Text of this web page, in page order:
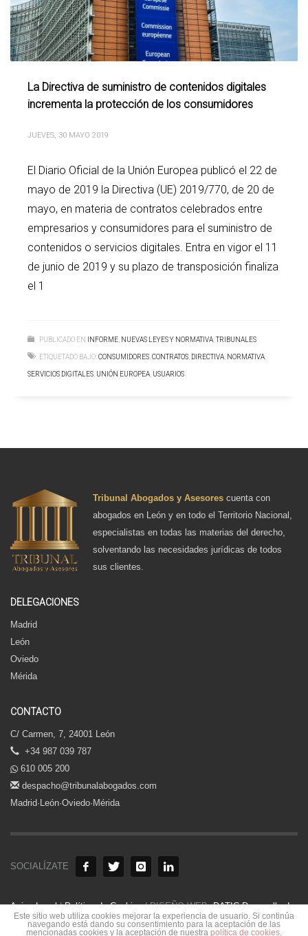
La Directiva de suministro de contenidos digitales
incrementa la protección de los consumidores
JUEVES, 30 MAYO 2019
El Diario Oficial de la Unión Europea publicó el 22 de
mayo de 2019 la Directiva (UE) 2019/770, de 20 de
mayo, en materia de contratos celebrados entre
empresarios y consumidores para el suministro de
contenidos o servicios digitales. Entra en vigor el 11
de junio de 2019 y su plazo de transposición finaliza
el 1
PUBLICADO EN INFORME, NUEVAS LEYES Y NORMATIVA,TRIBUNALES
ETIQUETADO BAJO:CONSUMIDORES,CONTRATOS, DIRECTIVA, NORMATIVA,
SERVICIOS DIGITALES, UNIÓN EUROPEA, USUARIOS
Tribunal Abogados y Asesores cuenta con
abogados en León y en todo el Territorio Nacional,
especialistas en todas las materias del derecho,
solventando las necesidades jurídicas de todos
sus clientes.
DELEGACIONES
Madrid
León
Oviedo
Mérida
CONTACTO
C/ Carmen, 7, 24001 León
+34 987 039 787
610 005 200
despacho@tribunalabogados.com
Madrid·León·Oviedo·Mérida
SOCIALÍZATE
Aviso Legal|Política de Cookies| DISEÑO WEB:DATIC Desarrollo de
Aplicaciones.
Este sitio web utiliza cookies mejorar la experiencia de usuario. Si continúa
navegando está dando su consentimiento para la aceptación de las
mencionadas cookies y la aceptación de nuestra política de cookies.